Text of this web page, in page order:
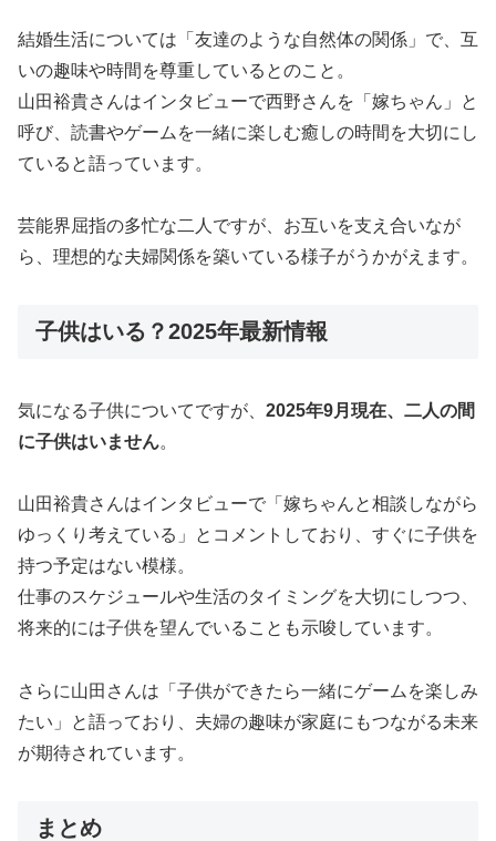
結婚生活については「友達のような自然体の関係」で、互
いの趣味や時間を尊重しているとのこと。
山田裕貴さんはインタビューで西野さんを「嫁ちゃん」と
呼び、読書やゲームを一緒に楽しむ癒しの時間を大切にし
ていると語っています。
芸能界屈指の多忙な二人ですが、お互いを支え合いなが
ら、理想的な夫婦関係を築いている様子がうかがえます。
子供はいる？2025年最新情報
気になる子供についてですが、 2025年9月現在、二人の間
に子供はいません。
山田裕貴さんはインタビューで「嫁ちゃんと相談しながら
ゆっくり考えている」とコメントしており、すぐに子供を
持つ予定はない模様。
仕事のスケジュールや生活のタイミングを大切にしつつ、
将来的には子供を望んでいることも示唆しています。
さらに山田さんは「子供ができたら一緒にゲームを楽しみ
たい」と語っており、夫婦の趣味が家庭にもつながる未来
が期待されています。
まとめ